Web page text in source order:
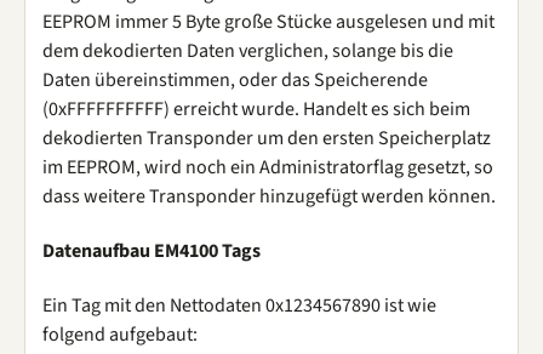
EEPROM immer 5 Byte große Stücke ausgelesen und mit
dem dekodierten Daten verglichen, solange bis die
Daten übereinstimmen, oder das Speicherende
(0xFFFFFFFFFF) erreicht wurde. Handelt es sich beim
dekodierten Transponder um den ersten Speicherplatz
im EEPROM, wird noch ein Administratorflag gesetzt, so
dass weitere Transponder hinzugefügt werden können.
Datenaufbau EM4100 Tags
Ein Tag mit den Nettodaten 0x1234567890 ist wie
folgend aufgebaut: